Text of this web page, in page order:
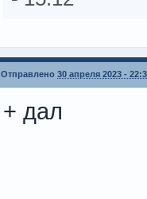
Отправлено 30 апреля 2023 -
+ дал